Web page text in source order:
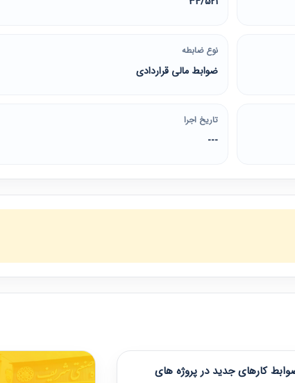
نوع ضابطه
ضوابط مالی قراردادی
تاریخ اجرا
---
کارهای جدید در پروژه های